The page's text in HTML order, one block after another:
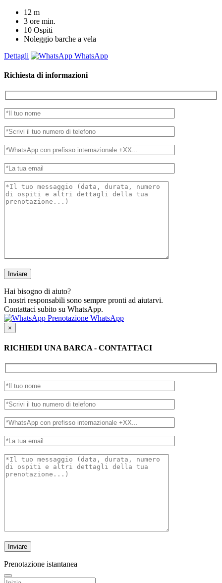
12 m
3 ore min.
10 Ospiti
Noleggio barche a vela
Dettagli
WhatsApp
Richiesta di informazioni
Hai bisogno di aiuto?
I nostri responsabili sono sempre pronti ad aiutarvi.
Contattaci subito su WhatsApp.
Prenotazione WhatsApp
×
RICHIEDI UNA BARCA - CONTATTACI
Prenotazione istantanea